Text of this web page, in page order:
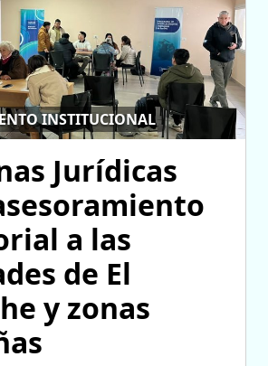
INSTITUCIONAL
Jurídicas
a las
de El
y zonas